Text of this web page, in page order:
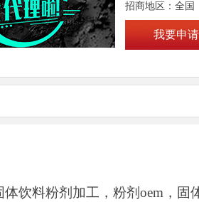
招商地区：全国
我要申
体饮料粉剂加工，粉剂oem ，固